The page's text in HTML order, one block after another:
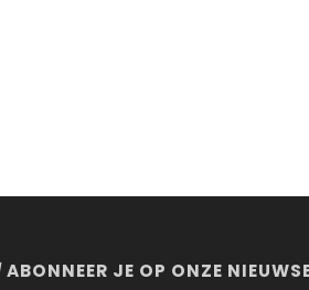
ABONNEER JE OP ONZE